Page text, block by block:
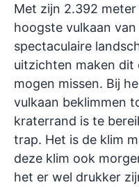
Met zijn 2.392
hoogste vulkaan
spectaculaire
uitzichten maken dit
mogen missen. Bij
vulkaan beklimmen
kraterrand is te
trap. Het is de klim
deze klim ook
het er wel drukker